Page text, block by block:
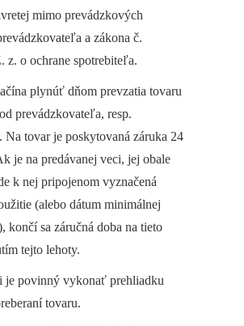
mimo prevádzkových
a zákona č.
z. o ochrane spotrebiteľa.
plynúť dňom prevzatia tovaru
prevádzkovateľa, resp.
Na tovar je poskytovaná záruka 24
je na predávanej veci, jej obale
k nej pripojenom vyznačená
(alebo dátum minimálnej
končí sa záručná doba na tieto
tejto lehoty.
je povinný vykonať prehliadku
tovaru.